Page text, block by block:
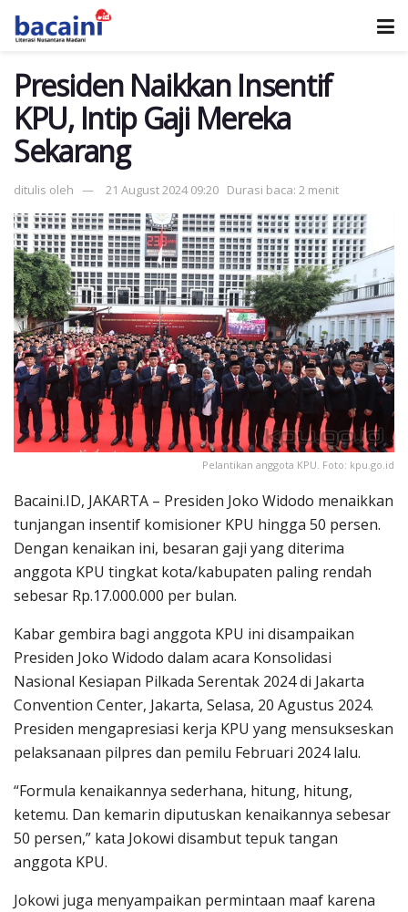
Presiden Naikkan Insentif
KPU, Intip Gaji Mereka
Sekarang
ditulis oleh 21 August 2024 09:20 Durasi baca: 2 menit
Pelantikan anggota KPU. Foto: kpu.go.id
Bacaini.ID, JAKARTA – Presiden Joko Widodo menaikkan
tunjangan insentif komisioner KPU hingga 50 persen.
Dengan kenaikan ini, besaran gaji yang diterima
anggota KPU tingkat kota/kabupaten paling rendah
sebesar Rp.17.000.000 per bulan.
Kabar gembira bagi anggota KPU ini disampaikan
Presiden Joko Widodo dalam acara Konsolidasi
Nasional Kesiapan Pilkada Serentak 2024 di Jakarta
Convention Center, Jakarta, Selasa, 20 Agustus 2024.
Presiden mengapresiasi kerja KPU yang mensukseskan
pelaksanaan pilpres dan pemilu Februari 2024 lalu.
“Formula kenaikannya sederhana, hitung, hitung,
ketemu. Dan kemarin diputuskan kenaikannya sebesar
50 persen,” kata Jokowi disambut tepuk tangan
anggota KPU.
Jokowi juga menyampaikan permintaan maaf karena